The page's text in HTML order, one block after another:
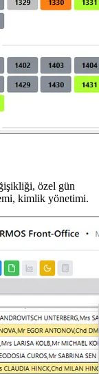
özel gün
kimlik yönetimi.